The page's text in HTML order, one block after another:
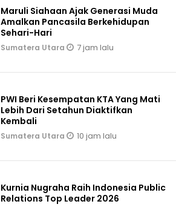
Maruli Siahaan Ajak Generasi Muda
Amalkan Pancasila Berkehidupan
Sehari-Hari
Sumatera Utara 7 jam lalu
PWI Beri Kesempatan KTA Yang Mati
Lebih Dari Setahun Diaktifkan
Kembali
Sumatera Utara 10 jam lalu
Kurnia Nugraha Raih Indonesia Public
Relations Top Leader 2026